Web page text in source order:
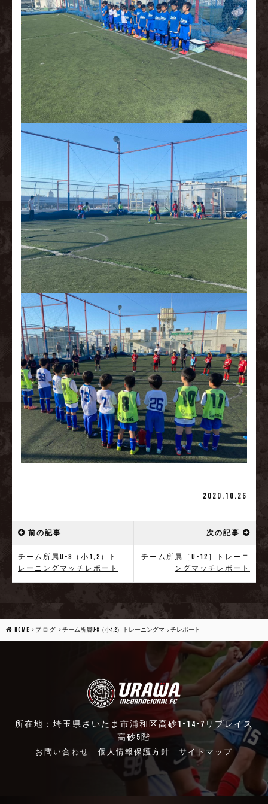
2020.10.26
前の記事
チーム所属U-8（小1,2）ト
レーニングマッチレポート
次の記事
チーム所属［U-12］トレーニ
ングマッチレポート
HOME ブログ チーム所属U-8（小1,2）トレーニングマッチレポート
所在地：埼玉県さいたま市浦和区高砂1-14-7リプレイス
高砂5階
お問い合わせ 個人情報保護方針 サイトマップ